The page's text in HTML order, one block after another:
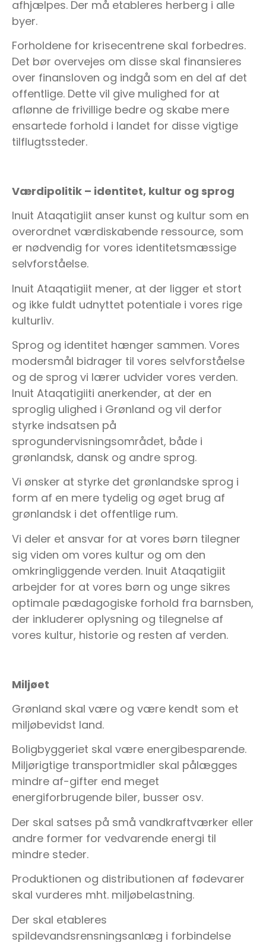
afhjælpes. Der må etableres herberg i alle
byer.
Forholdene for krisecentrene skal forbedres.
Det bør overvejes om disse skal finansieres
over finansloven og indgå som en del af det
offentlige. Dette vil give mulighed for at
aflønne de frivillige bedre og skabe mere
ensartede forhold i landet for disse vigtige
tilflugtssteder.
Værdipolitik – identitet, kultur og sprog
Inuit Ataqatigiit anser kunst og kultur som en
overordnet værdiskabende ressource, som
er nødvendig for vores identitetsmæssige
selvforståelse.
Inuit Ataqatigiit mener, at der ligger et stort
og ikke fuldt udnyttet potentiale i vores rige
kulturliv.
Sprog og identitet hænger sammen. Vores
modersmål bidrager til vores selvforståelse
og de sprog vi lærer udvider vores verden.
Inuit Ataqatigiiti anerkender, at der en
sproglig ulighed i Grønland og vil derfor
styrke indsatsen på
sprogundervisningsområdet, både i
grønlandsk, dansk og andre sprog.
Vi ønsker at styrke det grønlandske sprog i
form af en mere tydelig og øget brug af
grønlandsk i det offentlige rum.
Vi deler et ansvar for at vores børn tilegner
sig viden om vores kultur og om den
omkringliggende verden. Inuit Ataqatigiit
arbejder for at vores børn og unge sikres
optimale pædagogiske forhold fra barnsben,
der inkluderer oplysning og tilegnelse af
vores kultur, historie og resten af verden.
Miljøet
Grønland skal være og være kendt som et
miljøbevidst land.
Boligbyggeriet skal være energibesparende.
Miljørigtige transportmidler skal pålægges
mindre af-gifter end meget
energiforbrugende biler, busser osv.
Der skal satses på små vandkraftværker eller
andre former for vedvarende energi til
mindre steder.
Produktionen og distributionen af fødevarer
skal vurderes mht. miljøbelastning.
Der skal etableres
spildevandsrensningsanlæg i forbindelse